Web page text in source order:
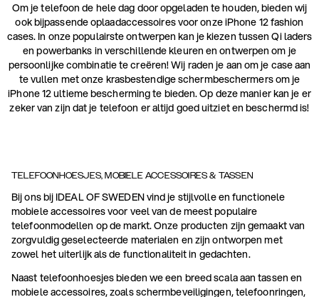
Om je telefoon de hele dag door opgeladen te houden, bieden wij
ook bijpassende oplaadaccessoires voor onze iPhone 12 fashion
cases. In onze populairste ontwerpen kan je kiezen tussen Qi laders
en powerbanks in verschillende kleuren en ontwerpen om je
persoonlijke combinatie te creëren! Wij raden je aan om je case aan
te vullen met onze krasbestendige schermbeschermers om je
iPhone 12 ultieme bescherming te bieden. Op deze manier kan je er
zeker van zijn dat je telefoon er altijd goed uitziet en beschermd is!
TELEFOONHOESJES, MOBIELE ACCESSOIRES & TASSEN
Bij ons bij IDEAL OF SWEDEN vind je stijlvolle en functionele
mobiele accessoires voor veel van de meest populaire
telefoonmodellen op de markt. Onze producten zijn gemaakt van
zorgvuldig geselecteerde materialen en zijn ontworpen met
zowel het uiterlijk als de functionaliteit in gedachten.
Naast telefoonhoesjes bieden we een breed scala aan tassen en
mobiele accessoires, zoals schermbeveiligingen, telefoonringen,